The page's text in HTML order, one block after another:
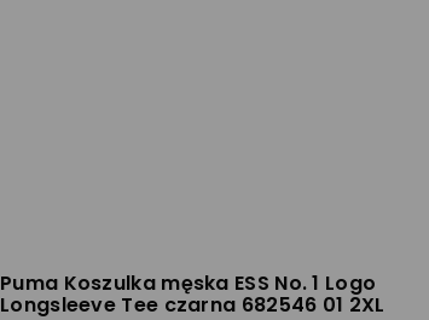
Puma Koszulka męska ESS No. 1 Logo
Longsleeve Tee czarna 682546 01 2XL